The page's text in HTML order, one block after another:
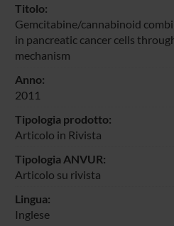
Titolo:
Gemcitabine/cannabinoid
in pancreatic cancer cells
mechanism
Anno:
2011
Tipologia prodotto:
Articolo in Rivista
Tipologia ANVUR:
Articolo su rivista
Lingua:
Inglese